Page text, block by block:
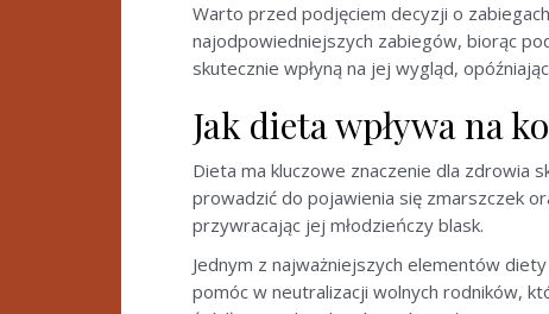
Warto przed podjęciem decyzji o
najodpowiedniejszych zabiegów, biorąc
skutecznie wpłyną na jej wygląd,
Jak dieta wpływa na
Dieta ma kluczowe znaczenie dla zdrowia
prowadzić do pojawienia się zmarszczek
przywracając jej młodzieńczy blask.
Jednym z najważniejszych elementów
pomóc w neutralizacji wolnych rodników,